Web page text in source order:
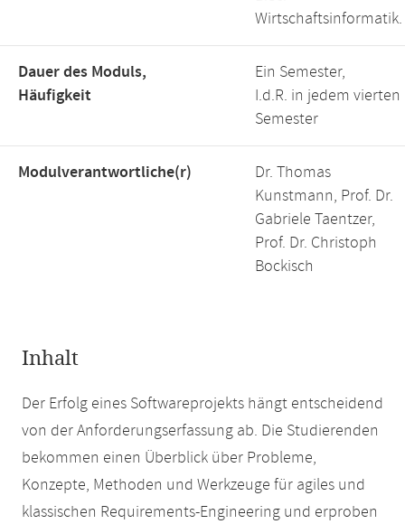
Wirtschaftsinformatik.
Dauer des Moduls,
Häufigkeit
Ein Semester,
I.d.R. in jedem vierten
Semester
Modulverantwortliche(r)
Dr. Thomas
Kunstmann, Prof. Dr.
Gabriele Taentzer,
Prof. Dr. Christoph
Bockisch
Inhalt
Der Erfolg eines Softwareprojekts hängt entscheidend
von der Anforderungserfassung ab. Die Studierenden
bekommen einen Überblick über Probleme,
Konzepte, Methoden und Werkzeuge für agiles und
klassischen Requirements-Engineering und erproben